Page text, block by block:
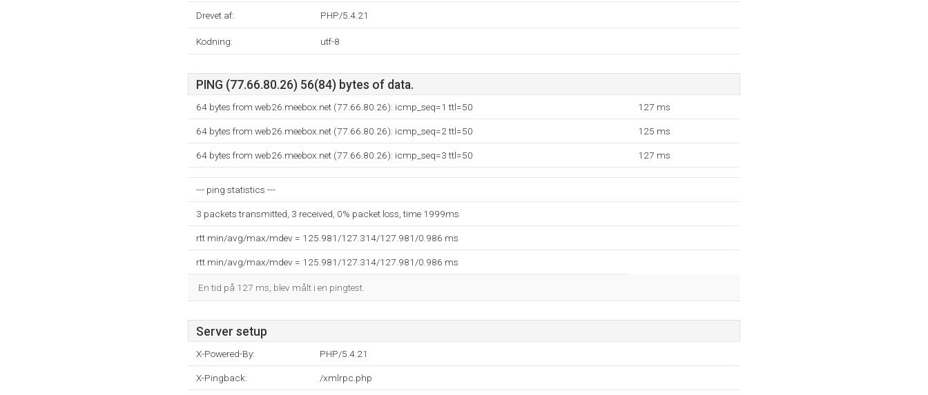
Drevet af: PHP/5.4.21
Kodning: utf-8
PING (77.66.80.26) 56(84) bytes of data.
64 bytes from web26.meebox.net (77.66.80.26): icmp_seq=1 ttl=50 127 ms
64 bytes from web26.meebox.net (77.66.80.26): icmp_seq=2 ttl=50 125 ms
64 bytes from web26.meebox.net (77.66.80.26): icmp_seq=3 ttl=50 127 ms
--- ping statistics ---
3 packets transmitted, 3 received, 0% packet loss, time 1999ms
rtt min/avg/max/mdev = 125.981/127.314/127.981/0.986 ms
rtt min/avg/max/mdev = 125.981/127.314/127.981/0.986 ms
En tid på 127 ms, blev målt i en pingtest.
Server setup
X-Powered-By: PHP/5.4.21
X-Pingback: /xmlrpc.php